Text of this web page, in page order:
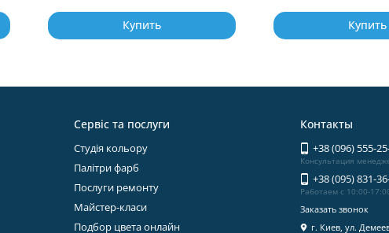
Купить Купить
Сервіс та послуги
Студія кольору
Палітри фарб
Послуги ремонту
Майстер-класи
Подбор цвета онлайн
Контакты
+38 (096) 555-
Консультация
+38 (095) 831-
Работаем с 10:00-
Заказать звонок
г. Киев, ул.